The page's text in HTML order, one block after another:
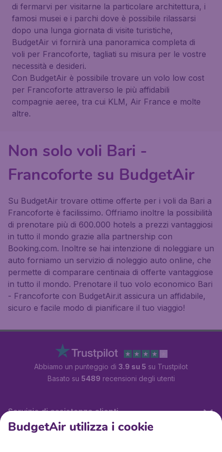
di fermarvi per visitarne la particolare architettura, i
famosi musei e i parchi dove è possibile rilassarsi
dopo una lunga giornata di visite turistiche,
BudgetAir vi fornirà una panoramica completa di
voli per Francoforte, tagliati su misura per le vostre
necessità e desideri.
Con BudgetAir è possibile trovare un volo low cost
per Francoforte attraverso le più affidabili
compagnie aeree, tra cui KLM, Air France e molte
altre.
Non solo voli Bari -
Francoforte su BudgetAir
Su BudgetAir trovare ottime offerte per i voli da Bari a
Francoforte è facilissimo. Offriamo inoltre la possibilità
di prenotare più di 600.000 hotels a prezzi vantaggiosi
in tutto il mondo grazie alla partnership con
Booking.com. Inoltre se hai intenzione di noleggiare un
auto forniamo un servizio di noleggio auto online, che
permette di comparare centinaia di offerte vantaggiose
in tutto il mondo. Prenotare il tuo volo economico Bari
- Francoforte con BudgetAir.it assicura un affidabile,
sicuro e facile modo di pianificare il tuo viaggio!
Abbiamo un punteggio di 3.9 su 5 su Trustpilot
Basato su 5489 recensioni degli utenti
Servizio di assistenza clienti
BudgetAir utilizza i cookie